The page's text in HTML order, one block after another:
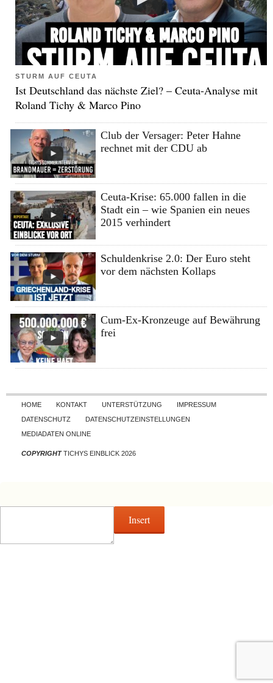
STURM AUF CEUTA
Ist Deutschland das nächste Ziel? – Ceuta-Analyse mit
Roland Tichy & Marco Pino
Club der Versager: Peter Hahne
rechnet mit der CDU ab
Ceuta-Krise: 65.000 fallen in die
Stadt ein – wie Spanien ein neues
2015 verhindert
Schuldenkrise 2.0: Der Euro steht
vor dem nächsten Kollaps
Cum-Ex-Kronzeuge auf Bewährung
frei
Skip to content
HOME KONTAKT UNTERSTÜTZUNG
IMPRESSUM
DATENSCHUTZ
DATENSCHUTZEINSTELLUNGEN
MEDIADATEN ONLINE
COPYRIGHTTICHYS EINBLICK 2026
Insert